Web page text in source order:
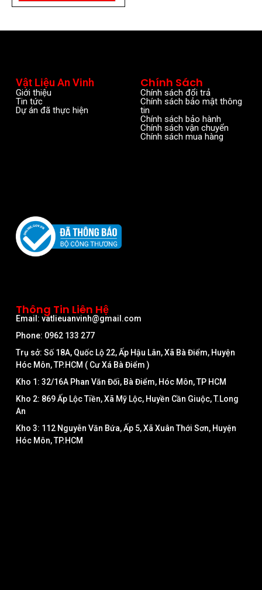
Vật Liệu An Vinh
Giới thiệu
Tin tức
Dự án đã thực hiện
Chính Sách
Chính sách đổi trả
Chính sách bảo mật thông
tin
Chính sách bảo hành
Chính sách vận chuyển
Chính sách mua hàng
Thông Tin Liên Hệ
Email: vatlieuanvinh@gmail.com
Phone: 0962 133 277
Trụ sở: Số 18A, Quốc Lộ 22, Ấp Hậu Lân, Xã Bà Điểm, Huyện
Hóc Môn, TP.HCM ( Cư Xá Bà Điểm )
Kho 1: 32/16A Phan Văn Đối, Bà Điểm, Hóc Môn, TP HCM
Kho 2: 869 Ấp Lộc Tiền, Xã Mỹ Lộc, Huyền Cần Giuộc, T.Long
An
Kho 3: 112 Nguyễn Văn Bứa, Ấp 5, Xã Xuân Thới Sơn, Huyện
Hóc Môn, TP.HCM